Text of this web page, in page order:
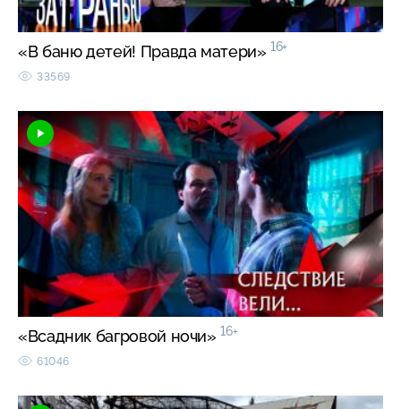
«В баню детей! Правда матери» 16+
33569
«Всадник багровой ночи» 16+
61046